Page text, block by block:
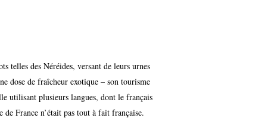
telles des Néréides, versant de leurs urnes
dose de fraîcheur exotique – son tourisme
utilisant plusieurs langues, dont le français
France n’était pas tout à fait française.